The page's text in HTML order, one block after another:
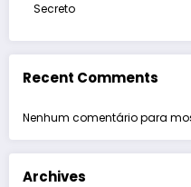
Secreto
Recent Comments
Nenhum comentário para
Archives